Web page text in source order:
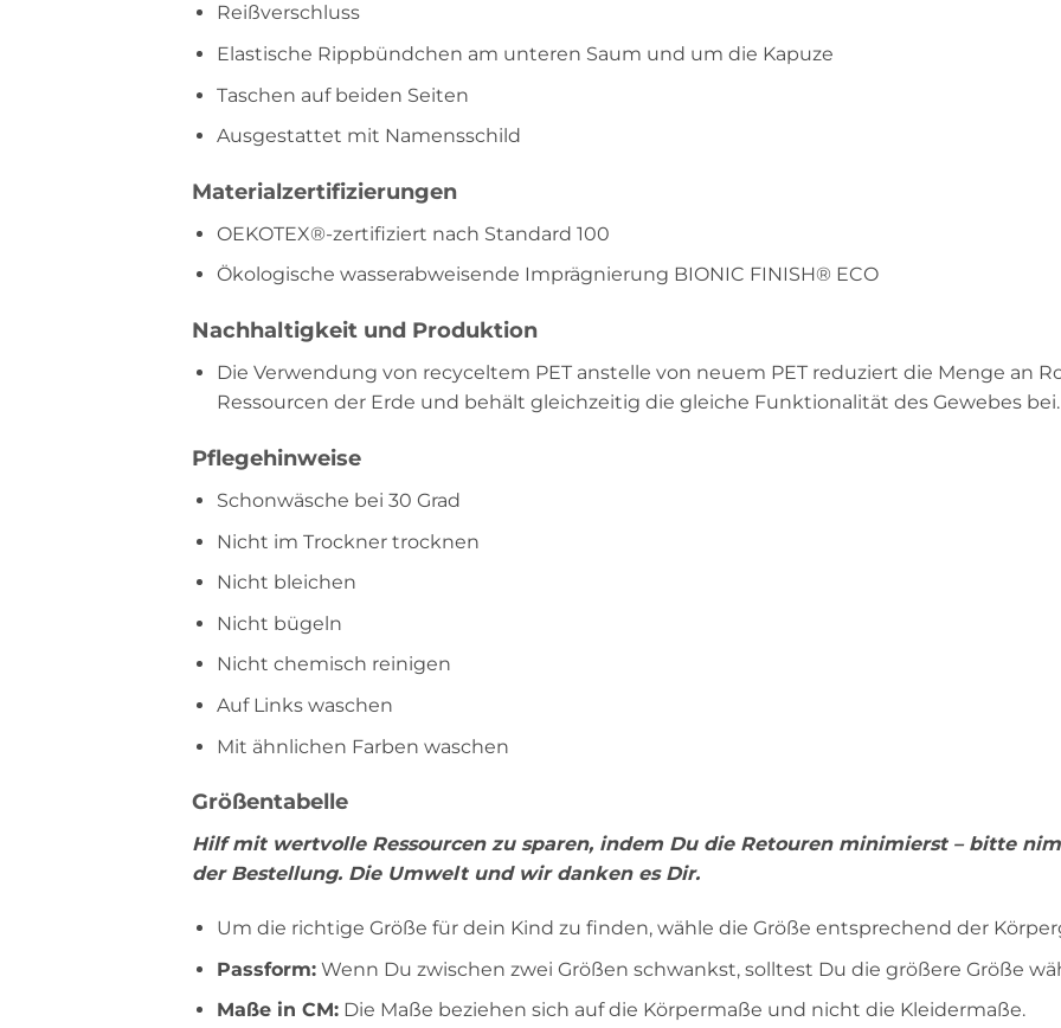
Reißverschluss
Elastische Rippbündchen am unteren Saum und um die Kapuze
Taschen auf beiden Seiten
Ausgestattet mit Namensschild
Materialzertifizierungen
OEKOTEX®-zertifiziert nach Standard 100
Ökologische wasserabweisende Imprägnierung BIONIC FINISH® ECO
Nachhaltigkeit und Produktion
Die Verwendung von recyceltem PET anstelle von neuem PET reduziert die Menge an
Ressourcen der Erde und behält gleichzeitig die gleiche Funktionalität des Gewebes bei.
Pflegehinweise
Schonwäsche bei 30 Grad
Nicht im Trockner trocknen
Nicht bleichen
Nicht bügeln
Nicht chemisch reinigen
Auf Links waschen
Mit ähnlichen Farben waschen
Größentabelle
Hilf mit wertvolle Ressourcen zu sparen, indem Du die Retouren minimierst – bitte
der Bestellung. Die Umwelt und wir danken es Dir.
Um die richtige Größe für dein Kind zu finden, wähle die Größe entsprechend der
Passform:Wenn Du zwischen zwei Größen schwankst, solltest Du die größere Größe
Maße in CM:Die Maße beziehen sich auf die Körpermaße und nicht die Kleidermaße.